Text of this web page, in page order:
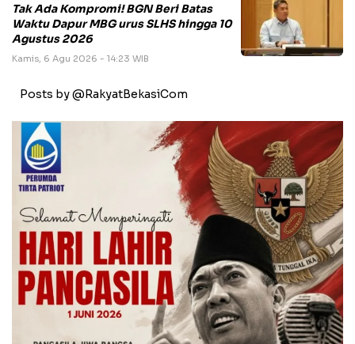
Tak Ada Kompromi! BGN Beri Batas
Waktu Dapur MBG urus SLHS hingga 10
Agustus 2026
Kamis, 6 Agu 2026 - 14:23 WIB
Posts by @RakyatBekasiCom